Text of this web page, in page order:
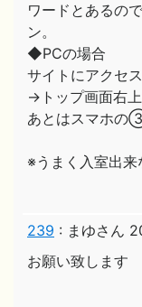
ワードとあるの
ン。
◆PCの場合
サイトにアクセス
→トップ画面右
あとはスマホの
※うまく入室出来
239 : まゆさん
お願い致します